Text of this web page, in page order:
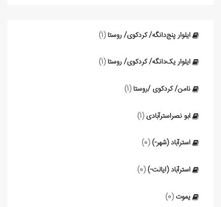
ایلوار پنج‌دانگه/ کردکوی/ روستا (1)
ایلوار یک‌دانگه/ کردکوی/ روستا (1)
نامن/ کردکوی /روستا (1)
ابو نصراسترآبادی (1)
استرآباد (شهر-) (0)
استرآباد (ایالت-) (0)
یموت (0)